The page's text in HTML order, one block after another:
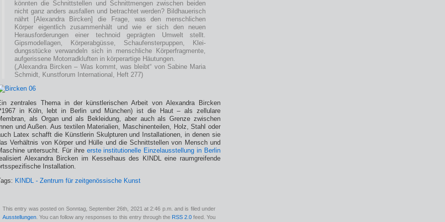
könnten die Schnittstellen und Schnittmengen zwischen beiden
nicht ganz anders ausfallen und betrachtet werden? Bildhauerisch
nährt [Alexandra Bircken] die Frage, was den menschlichen
Körper eigentlich zusammenhält und wie er sich den neuen
Herausforderungen einer technoid geprägten Umwelt stellt.
Gipsmodellagen, Körperabgüsse, Schaufensterpuppen, Klei-
dungsstücke verwandeln sich in menschliche Körperfragmente,
aufgerissene Motorradkluften in körperartige Häutungen.
(„Alexandra Bircken – Was kommt, was bleibt“ von Sabine Maria
Schmidt, Kunstforum International, Heft 277)
zentrales Thema in der künstlerischen Arbeit von Alexandra Bircken
in Köln, lebt in Berlin und München) ist die Haut – als zellulare
als Organ und als Bekleidung, aber auch als Grenze zwischen
Innen und Außen. Aus textilen Materialien, Maschinenteilen, Holz, Stahl oder
Latex schafft die Künstlerin Skulpturen und Installationen, in denen sie
Verhältnis von Körper und Hülle und die Schnittstellen von Mensch und
untersucht. Für ihre erste institutionelle Einzelausstellung in Berlin
Alexandra Bircken im Kesselhaus des KINDL eine raumgreifende
Installation.
KINDL - Zentrum für zeitgenössische Kunst
This entry was posted on Sonntag, September 26th, 2021 at 2:46 p.m. and is filed under
Ausstellungen . You can follow any responses to this entry through the RSS 2.0feed. You